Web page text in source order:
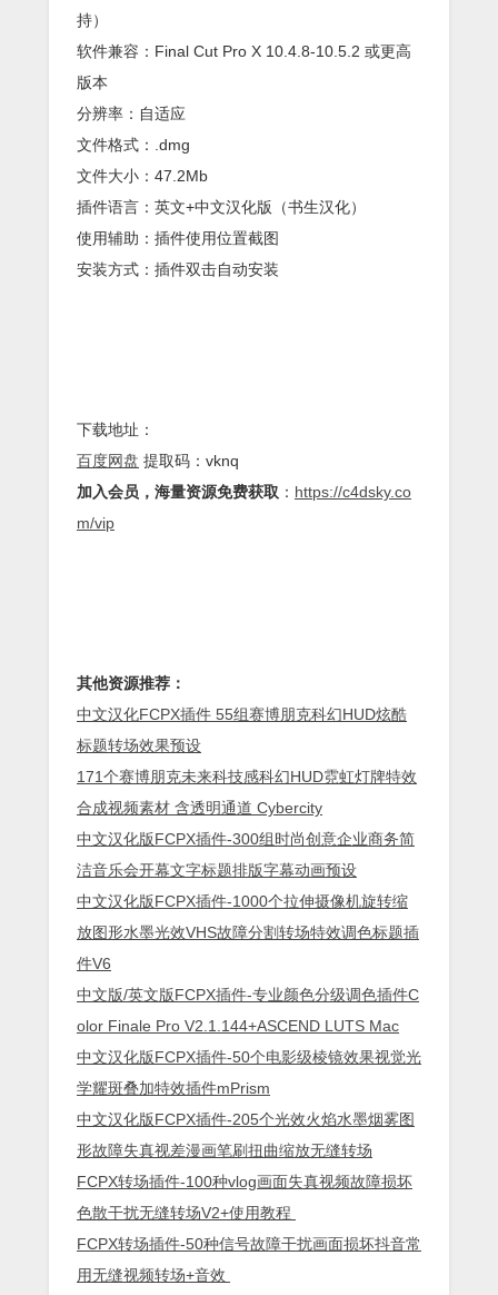
持）
软件兼容：Final Cut Pro X 10.4.8-10.5.2 或更高
版本
分辨率：自适应
文件格式：.dmg
文件大小：47.2Mb
插件语言：英文+中文汉化版（书生汉化）
使用辅助：插件使用位置截图
安装方式：插件双击自动安装
下载地址：
百度网盘 提取码：vknq
加入会员，海量资源免费获取 ： https://c4dsky.co
m/vip
其他资源推荐：
中文汉化FCPX插件 55组赛博朋克科幻HUD炫酷
标题转场效果预设
171个赛博朋克未来科技感科幻HUD霓虹灯牌特效
合成视频素材 含透明通道 Cybercity
中文汉化版FCPX插件-300组时尚创意企业商务简
洁音乐会开幕文字标题排版字幕动画预设
中文汉化版FCPX插件-1000个拉伸摄像机旋转缩
放图形水墨光效VHS故障分割转场特效调色标题插
件V6
中文版/英文版FCPX插件-专业颜色分级调色插件C
olor Finale Pro V2.1.144+ASCEND LUTS Mac
中文汉化版FCPX插件-50个电影级棱镜效果视觉光
学耀斑叠加特效插件mPrism
中文汉化版FCPX插件-205个光效火焰水墨烟雾图
形故障失真视差漫画笔刷扭曲缩放无缝转场
FCPX转场插件-100种vlog画面失真视频故障损坏
色散干扰无缝转场V2+使用教程
FCPX转场插件-50种信号故障干扰画面损坏抖音常
用无缝视频转场+音效